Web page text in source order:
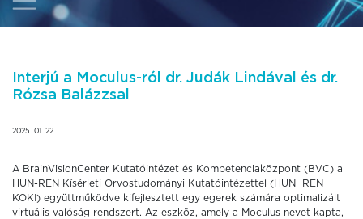
Interjú a Moculus-ról dr. Judák Lindával és dr.
Rózsa Balázzsal
2025. 01. 22.
A BrainVisionCenter Kutatóintézet és Kompetenciaközpont (BVC) a
HUN-REN Kísérleti Orvostudományi Kutatóintézettel (HUN−REN
KOKI) együttműködve kifejlesztett egy egerek számára optimalizált
virtuális valóság rendszert. Az eszköz, amely a Moculus nevet kapta,